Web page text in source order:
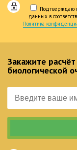
Подтверждаю
данных в
Политика
Закажите
биологической